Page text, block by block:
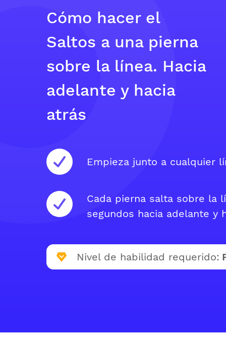
Cómo hacer el
Saltos a una pierna
sobre la línea. Hacia
adelante y hacia
atrás
Empieza junto a cualquier
Cada pierna salta sobre la
segundos hacia adelante y
Nivel de habilidad requerido: